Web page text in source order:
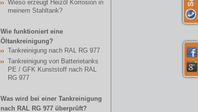
Wieso erzeugt Heizöl Korrosion in
meinem Stahltank?
Wie funktioniert eine
Öltankreinigung?
Tankreinigung nach RAL RG 977
Tankreinigung von Batterietanks
PE / GFK Kunststoff nach RAL
RG 977
Was wird bei einer Tankreinigung
nach RAL RG 977 überprüft?